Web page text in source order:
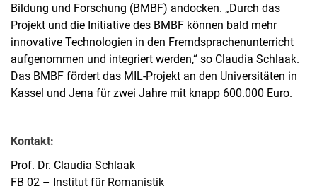
Bildung und Forschung (BMBF) andocken. „Durch das
Projekt und die Initiative des BMBF können bald mehr
innovative Technologien in den Fremdsprachenunterricht
aufgenommen und integriert werden,“ so Claudia Schlaak.
Das BMBF fördert das MIL-Projekt an den Universitäten in
Kassel und Jena für zwei Jahre mit knapp 600.000 Euro.
Kontakt:
Prof. Dr. Claudia Schlaak
FB 02 – Institut für Romanistik